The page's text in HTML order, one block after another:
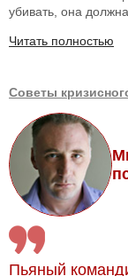
убивать, она
Читать полностью
Советы
Пьяный